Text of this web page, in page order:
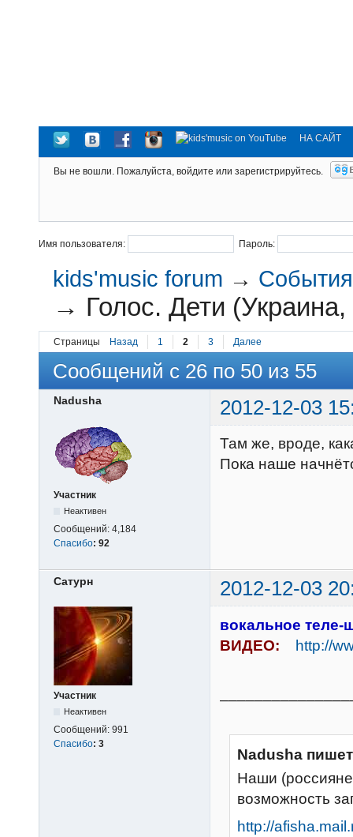
НА САЙТ
Вы не вошли. Пожалуйста, войдите или зарегистрируйтесь.
Имя пользователя: Пароль:
kids'music forum →
→ Голос. Дети
Страницы Назад 1 2 3 Далее
Сообщений с 26 по 50 из 55
Nadusha 2012-12-03
Участник
Неактивен
Сообщений: 4,184
Спасибо: 92
Там же, вроде,
Пока наше
Сатурн 2012-12-03
Участник
Неактивен
Сообщений: 991
Спасибо: 3
вокальное
ВИДЕО:
http://
Nadusha
Наши
возможность
http://